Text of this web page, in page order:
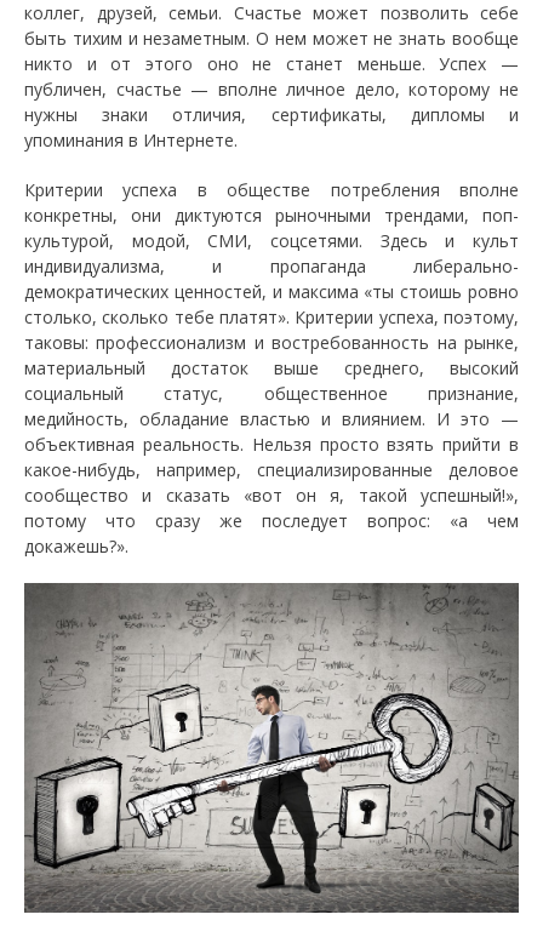
коллег, друзей, семьи. Счастье может позволить себе
быть тихим и незаметным. О нем может не знать вообще
никто и от этого оно не станет меньше. Успех —
публичен, счастье — вполне личное дело, которому не
нужны знаки отличия, сертификаты, дипломы и
упоминания в Интернете.
Критерии успеха в обществе потребления вполне
конкретны, они диктуются рыночными трендами, поп-
культурой, модой, СМИ, соцсетями. Здесь и культ
индивидуализма, и пропаганда либерально-
демократических ценностей, и максима «ты стоишь ровно
столько, сколько тебе платят». Критерии успеха, поэтому,
таковы: профессионализм и востребованность на рынке,
материальный достаток выше среднего, высокий
социальный статус, общественное признание,
медийность, обладание властью и влиянием. И это —
объективная реальность. Нельзя просто взять прийти в
какое-нибудь, например, специализированные деловое
сообщество и сказать «вот он я, такой успешный!»,
потому что сразу же последует вопрос: «а чем
докажешь?».